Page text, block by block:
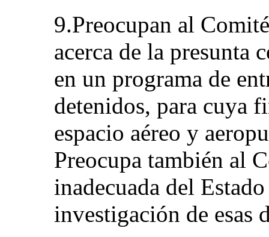
9.Preocupan al
acerca de la presunta
en un programa de
detenidos, para cuya
espacio aéreo y
Preocupa también al
inadecuada del
investigación de esas